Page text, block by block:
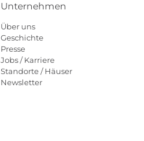
Unternehmen
Über uns
Geschichte
Presse
Jobs / Karriere
Standorte / Häuser
Newsletter